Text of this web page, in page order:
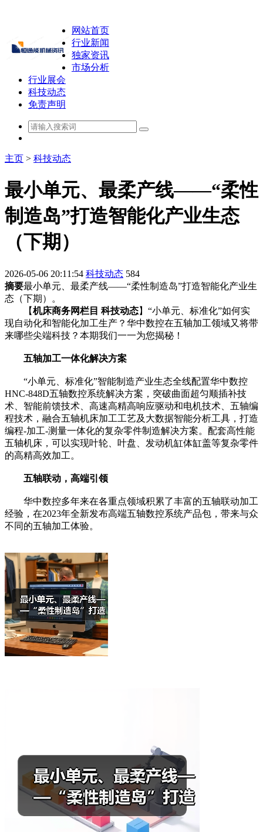
网站首页
行业新闻
独家资讯
市场分析
行业展会
科技动态
免责声明
主页 > 科技动态
最小单元、最柔产线——“柔性
制造岛”打造智能化产业生态
（下期）
2026-05-06 20:11:54 科技动态 584
摘要最小单元、最柔产线——“柔性制造岛”打造智能化产业生
态（下期）。
【机床商务网栏目 科技动态】“小单元、标准化”如何实
现自动化和智能化加工生产？华中数控在五轴加工领域又将带
来哪些尖端科技？本期我们一一为您揭秘！
五轴加工一体化解决方案
“小单元、标准化”智能制造产业生态全线配置华中数控
HNC-848D五轴数控系统解决方案，突破曲面超匀顺插补技
术、智能前馈技术、高速高精高响应驱动和电机技术、五轴编
程技术，融合五轴机床加工工艺及大数据智能分析工具，打造
编程-加工-测量一体化的复杂零件制造解决方案。配套高性能
五轴机床，可以实现叶轮、叶盘、发动机缸体缸盖等复杂零件
的高精高效加工。
五轴联动，高端引领
华中数控多年来在各重点领域积累了丰富的五轴联动加工
经验，在2023年全新发布高端五轴数控系统产品包，带来与众
不同的五轴加工体验。